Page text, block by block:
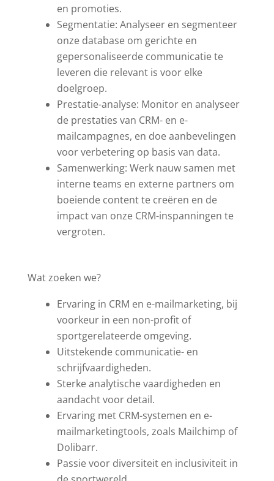
en promoties.
Segmentatie: Analyseer en segmenteer
onze database om gerichte en
gepersonaliseerde communicatie te
leveren die relevant is voor elke
doelgroep.
Prestatie-analyse: Monitor en analyseer
de prestaties van CRM- en e-
mailcampagnes, en doe aanbevelingen
voor verbetering op basis van data.
Samenwerking: Werk nauw samen met
interne teams en externe partners om
boeiende content te creëren en de
impact van onze CRM-inspanningen te
vergroten.
Wat zoeken we?
Ervaring in CRM en e-mailmarketing, bij
voorkeur in een non-profit of
sportgerelateerde omgeving.
Uitstekende communicatie- en
schrijfvaardigheden.
Sterke analytische vaardigheden en
aandacht voor detail.
Ervaring met CRM-systemen en e-
mailmarketingtools, zoals Mailchimp of
Dolibarr.
Passie voor diversiteit en inclusiviteit in